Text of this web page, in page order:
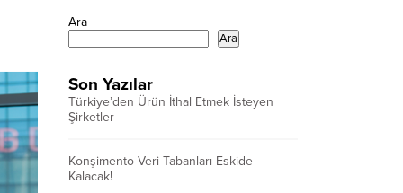
Ara
Ara
Son Yazılar
Türkiye’den Ürün İthal Etmek İsteyen
Şirketler
Konşimento Veri Tabanları Eskide
Kalacak!